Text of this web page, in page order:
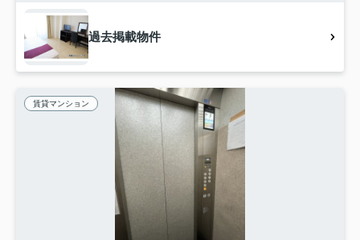
過去掲載物件
賃貸マンション